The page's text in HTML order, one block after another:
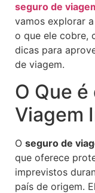
seguro de
vamos explorar
o que ele cobre,
dicas para
de viagem.
O Que
Viagem
O seguro de
que oferece
imprevistos
país de origem.